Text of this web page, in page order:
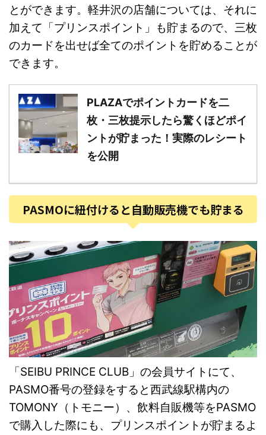
とができます。軽井沢の店舗については、それに
加えて「プリンスポイント」も貯まるので、三枚
のカードを出せば全てのポイントを貯めることが
できます。
PLAZAでポイントカードを二
枚・三枚提示したら驚くほどポイ
ントが貯まった！実際のレシート
を公開
PASMOに紐付けると自動販売機でも貯まる
「SEIBU PRINCE CLUB」の会員サイトにて、
PASMO番号の登録をすると西武線駅構内の
TOMONY（トモニー）、飲料自販機等をPASMO
で購入した際にも、プリンスポイントが貯まるよ